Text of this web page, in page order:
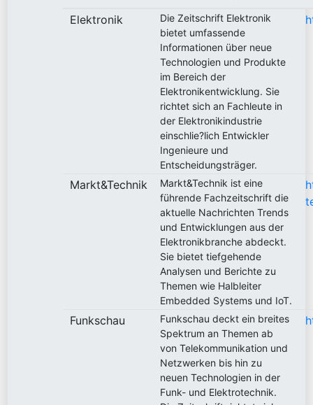
Elektronik
Die Zeitschrift Elektronik
bietet umfassende
Informationen über neue
Technologien und Produkte
im Bereich der
Elektronikentwicklung. Sie
richtet sich an Fachleute in
der Elektronikindustrie
einschlie?lich Entwickler
Ingenieure und
Entscheidungsträger.
Markt&Technik
Markt&Technik ist eine
führende Fachzeitschrift die
aktuelle Nachrichten Trends
und Entwicklungen aus der
Elektronikbranche abdeckt.
Sie bietet tiefgehende
Analysen und Berichte zu
Themen wie Halbleiter
Embedded Systems und IoT.
Funkschau
Funkschau deckt ein breites
Spektrum an Themen ab
von Telekommunikation und
Netzwerken bis hin zu
neuen Technologien in der
Funk- und Elektrotechnik.